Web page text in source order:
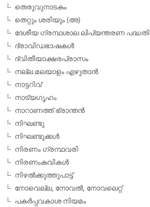
തെരുവുനാടകം
തെറ്റും ശരിയും (അ)
ദേശീയ ഗ്രന്ഥശാല ലിപ്യന്തരണ പദ്ധതി
ദ്രാവിഡഭാഷകള്‍
ദ്വിതീയാക്ഷരപ്രാസം
നല്ല മലയാളം എഴുതാന്‍
നാട്ടറിവ്
നാട്യഗൃഹം
നാറാണത്ത് ഭ്രാന്തന്‍
നിഘണ്ടു
നിഘണ്ടുക്കള്‍
നിരണം ഗ്രന്ഥവരി
നിരണംകവികള്‍
നിഴല്‍ക്കുത്തുപാട്ട്
നോവെല്ല, നോവല്‍, നോവലെറ്റ്
പകര്‍പ്പവകാശ നിയമം